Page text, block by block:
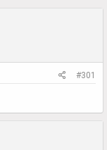
#301